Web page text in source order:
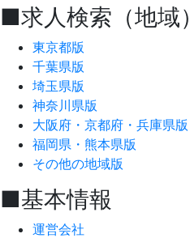
■求人検索（地域）
東京都版
千葉県版
埼玉県版
神奈川県版
大阪府・京都府・兵庫県版
福岡県・熊本県版
その他の地域版
■基本情報
運営会社